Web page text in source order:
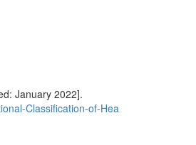
January 2022].
Classification-of-Hea